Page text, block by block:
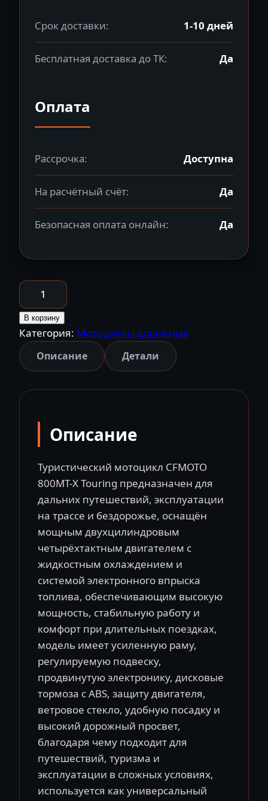
Срок доставки: 1-10 дней
Бесплатная доставка до ТК: Да
Оплата
Рассрочка: Доступна
На расчётный счёт: Да
Безопасная оплата онлайн: Да
Количество
товара
CFMOTO
800MT-
X
Touring
мотоцикл
В корзину
Категория: Мотоциклы дорожные
Описание Детали
Описание
Туристический мотоцикл CFMOTO
800MT-X Touring предназначен для
дальних путешествий, эксплуатации
на трассе и бездорожье, оснащён
мощным двухцилиндровым
четырёхтактным двигателем с
жидкостным охлаждением и
системой электронного впрыска
топлива, обеспечивающим высокую
мощность, стабильную работу и
комфорт при длительных поездках,
модель имеет усиленную раму,
регулируемую подвеску,
продвинутую электронику, дисковые
тормоза с ABS, защиту двигателя,
ветровое стекло, удобную посадку и
высокий дорожный просвет,
благодаря чему подходит для
путешествий, туризма и
эксплуатации в сложных условиях,
используется как универсальный